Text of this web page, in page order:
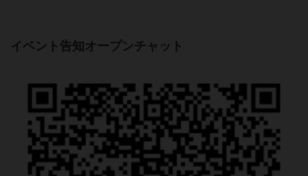
イベント告知オープンチャット